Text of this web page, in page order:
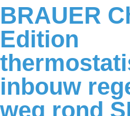
BRAUER
Edition
inbouw
weg rond